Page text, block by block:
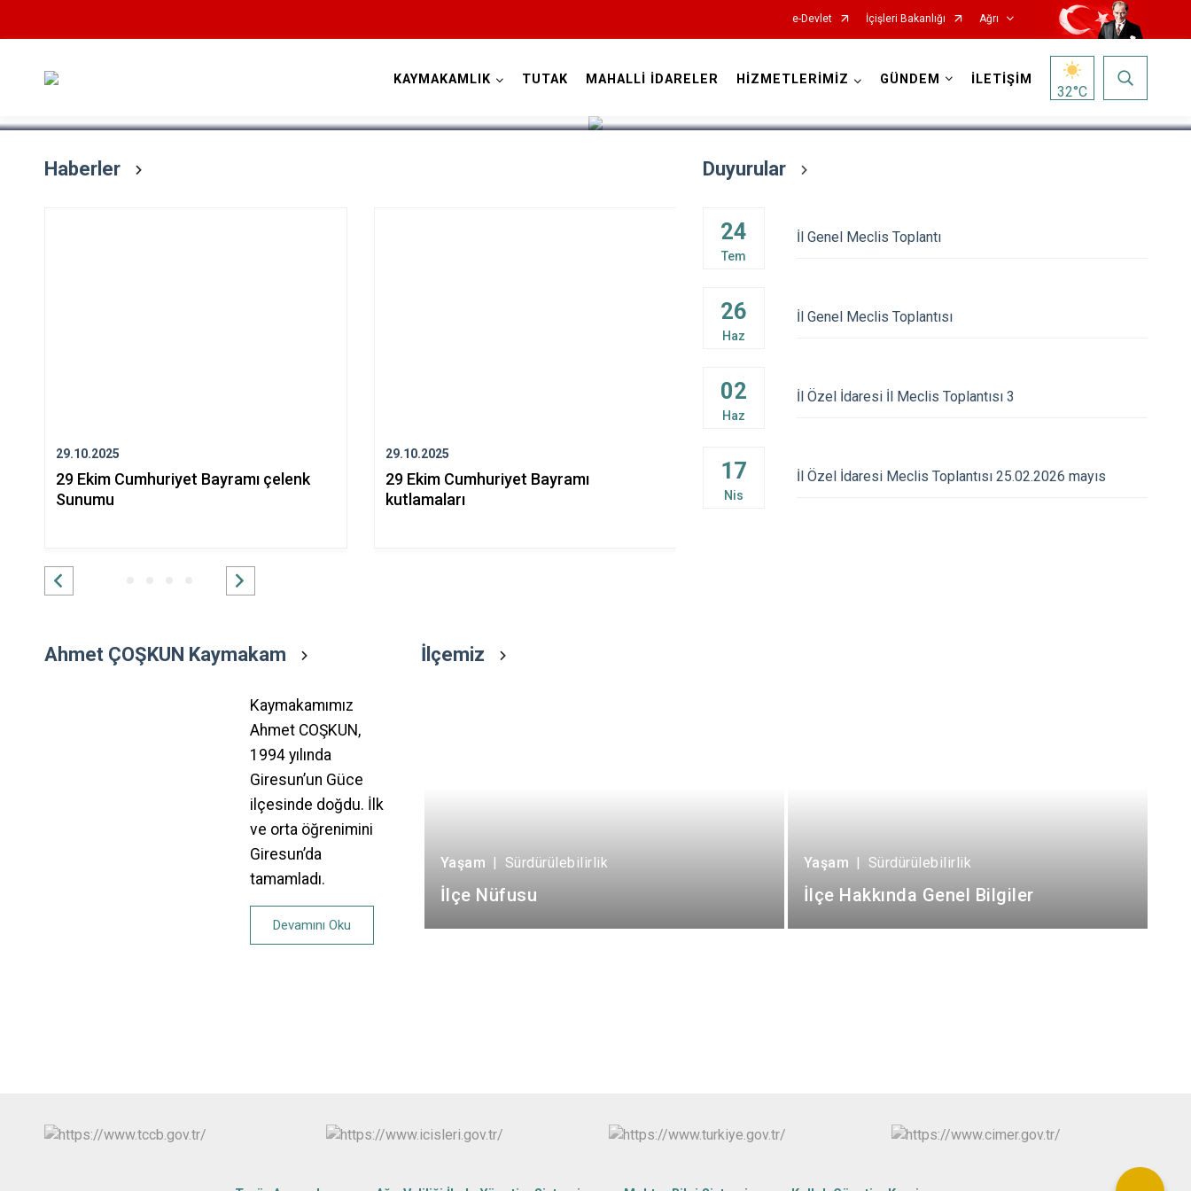
e-Devlet İçişleri Bakanlığı Ağrı
Doğubayazıt
Eleşkirt
Patnos
Tutak
KAYMAKAMLIK TUTAK MAHALLİ İDARELER HİZMETLERİMİZ GÜNDEM İLETİŞİM
32°C
Haberler
29.10.2025
29 Ekim Cumhuriyet Bayramı çelenk
Sunumu
29.10.2025
29 Ekim Cumhuriyet Bayramı
kutlamaları
29 Ekim Cumhuriyet Bayramı
Ağrı Valisi Sn. Dr.
Duyurular
24
Tem
İl Genel Meclis Toplantı
26
Haz
İl Genel Meclis Toplantısı
02
Haz
İl Özel İdaresi İl Meclis Toplantısı 3
17
Nis
İl Özel İdaresi Meclis Toplantısı 25.02.2026 mayıs
Ahmet ÇOŞKUN Kaymakam
Kaymakamımız
Ahmet COŞKUN,
1994 yılında
Giresun’un Güce
ilçesinde doğdu. İlk
ve orta öğrenimini
Giresun’da
tamamladı.
Devamını Oku
İlçemiz
Yaşam | Sürdürülebilirlik
İlçe Nüfusu
Yaşam | Sürdürülebilirlik
İlçe Hakkında Genel Bilgiler